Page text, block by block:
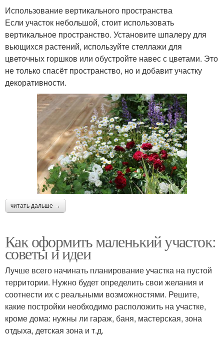
Использование вертикального пространства
Если участок небольшой, стоит использовать
вертикальное пространство. Установите шпалеру для
вьющихся растений, используйте стеллажи для
цветочных горшков или обустройте навес с цветами. Это
не только спасёт пространство, но и добавит участку
декоративности.
читать дальше →
Как оформить маленький участок:
советы и идеи
Лучше всего начинать планирование участка на пустой
территории. Нужно будет определить свои желания и
соотнести их с реальными возможностями. Решите,
какие постройки необходимо расположить на участке,
кроме дома: нужны ли гараж, баня, мастерская, зона
отдыха, детская зона и т.д.